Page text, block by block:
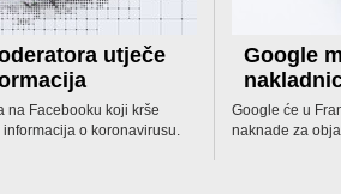
utječe
na Facebooku koji krše
o koronavirusu.
Google
Google će u
naknade za